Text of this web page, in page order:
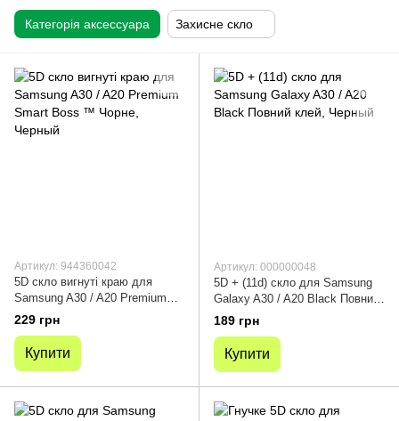
Категорія аксессуара Захисне скло
Артикул: 944360042
5D скло вигнуті краю для
Samsung A30 / A20 Premium
Smart Boss ™ Чорне
229 грн
Купити
Артикул: 000000048
5D + (11d) скло для Samsung
Galaxy A30 / A20 Black Повний
клей
189 грн
Купити